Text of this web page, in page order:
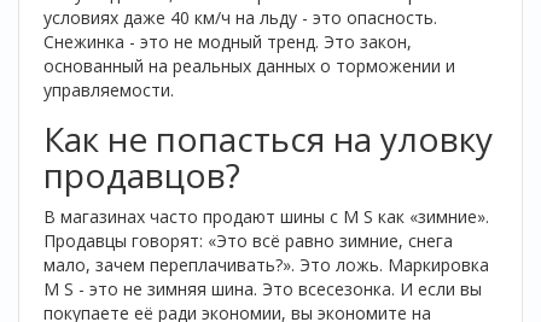
условиях даже 40 км/ч на льду - это опасность.
Снежинка - это не модный тренд. Это закон,
основанный на реальных данных о торможении и
управляемости.
Как не попасться на уловку
продавцов?
В магазинах часто продают шины с M S как «зимние».
Продавцы говорят: «Это всё равно зимние, снега
мало, зачем переплачивать?». Это ложь. Маркировка
M S - это не зимняя шина. Это всесезонка. И если вы
покупаете её ради экономии, вы экономите на